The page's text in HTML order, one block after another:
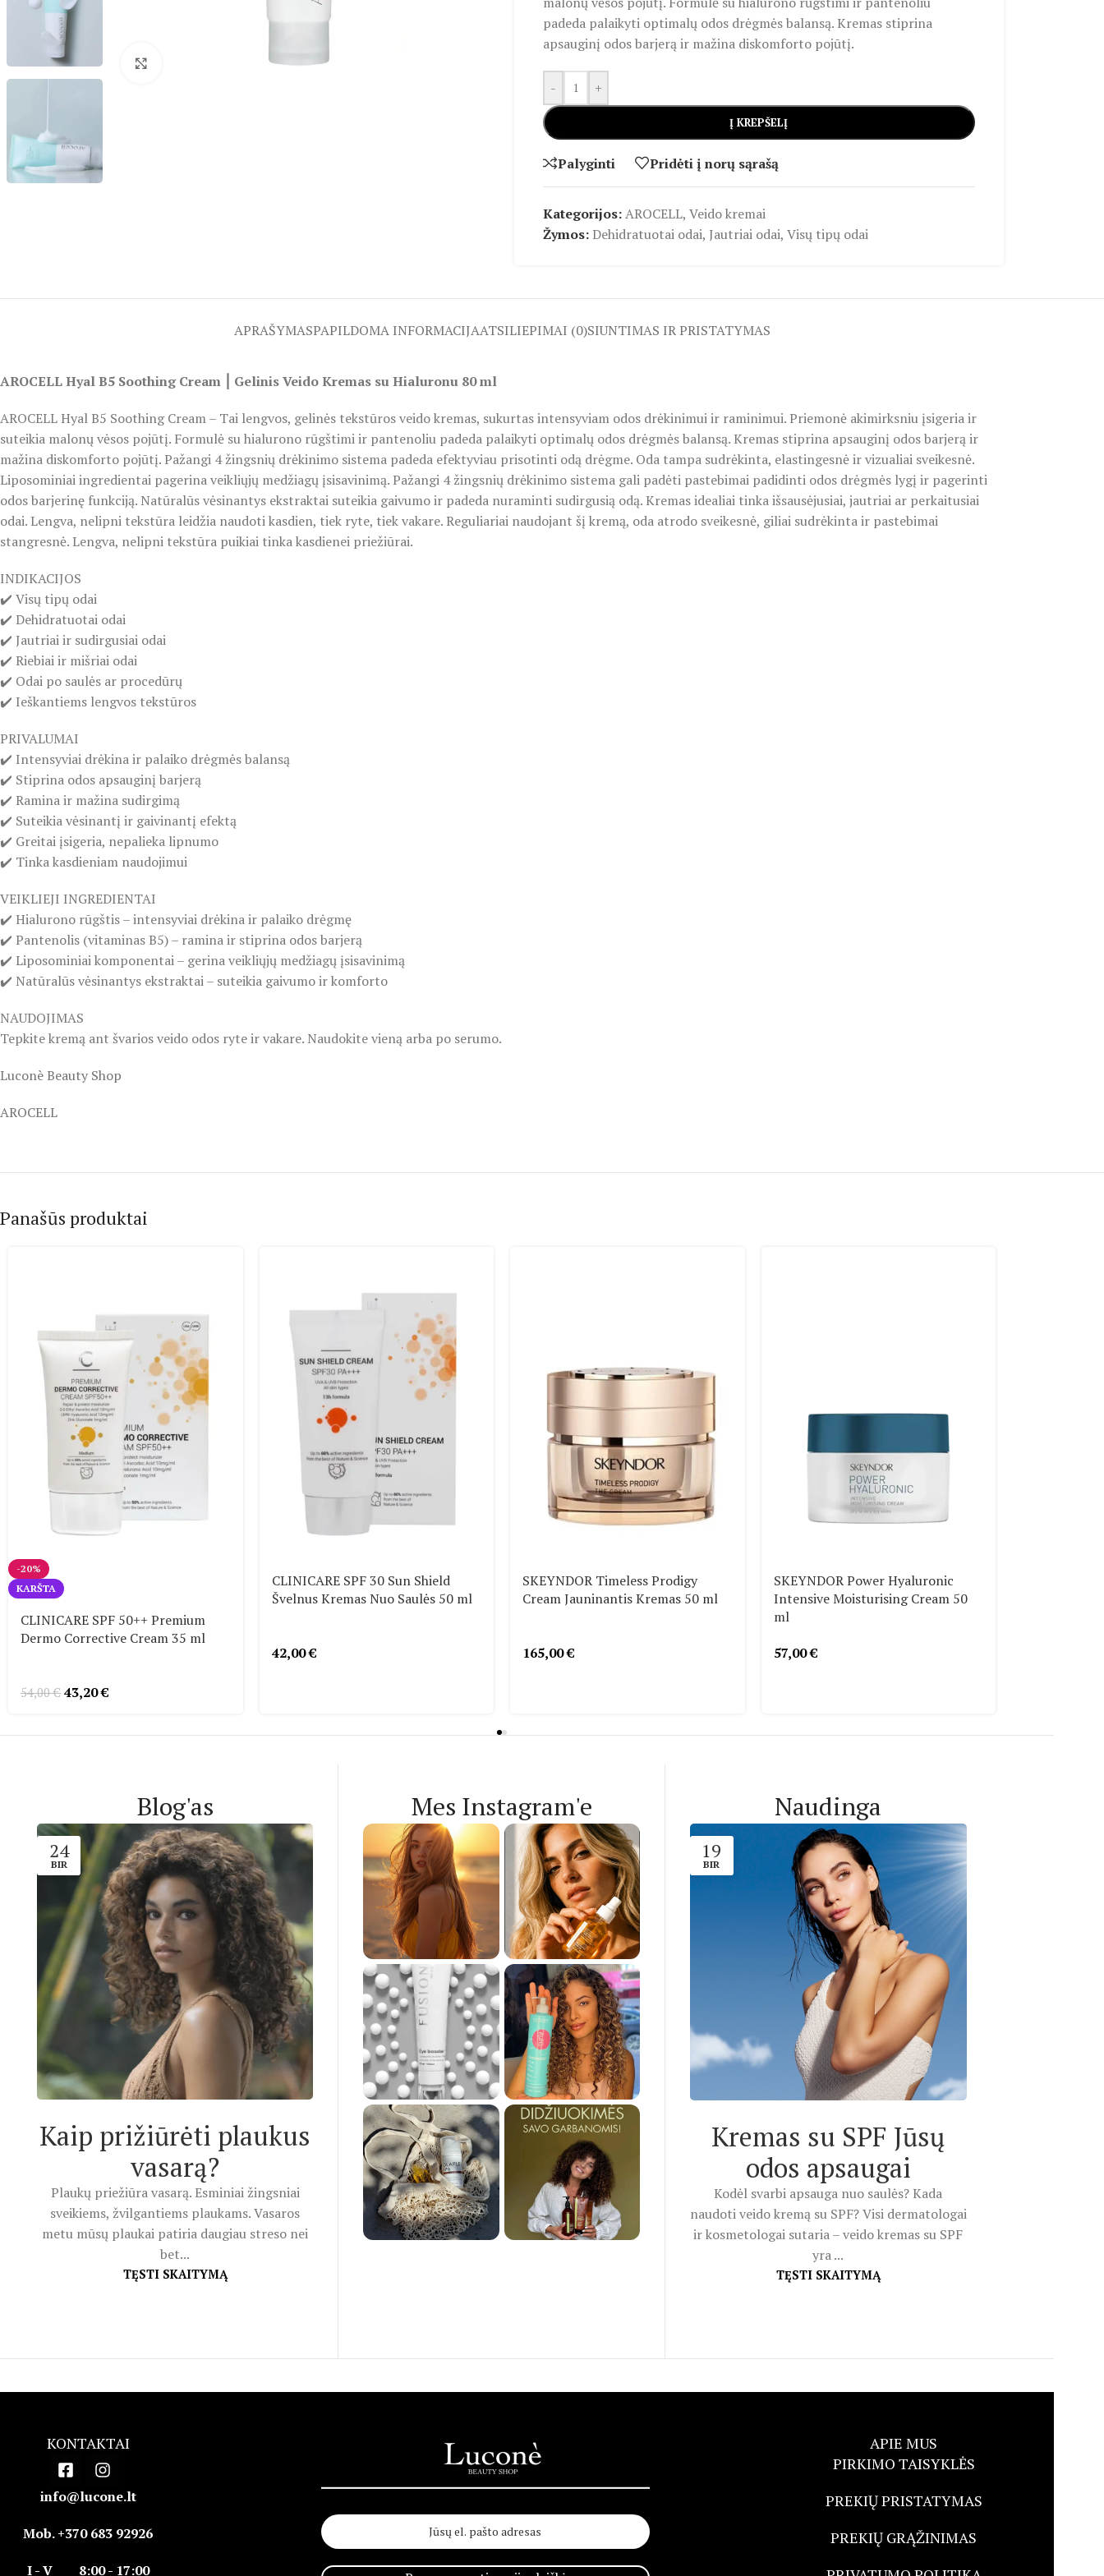
Spustelėkite, kad padidintumėte
padeda palaikyti optimalų odos drėgmės balansą. Kremas stiprina
apsauginį odos barjerą ir mažina diskomforto pojūtį.
- +
Į KREPŠELĮ
Palyginti Pridėti į norų sąrašą
Kategorijos:AROCELL, Veido kremai
Žymos:Dehidratuotai odai, Jautriai odai, Visų tipų odai
APRAŠYMASPAPILDOMA INFORMACIJAATSILIEPIMAI (0)SIUNTIMAS IR PRISTATYMAS
AROCELL Hyal B5 Soothing Cream ⎮ Gelinis Veido Kremas su Hialuronu 80 ml
AROCELL Hyal B5 Soothing Cream – Tai lengvos, gelinės tekstūros veido kremas, sukurtas intensyviam odos drėkinimui ir raminimui. Priemonė akimirksniu įsigeria ir
suteikia malonų vėsos pojūtį. Formulė su hialurono rūgštimi ir pantenoliu padeda palaikyti optimalų odos drėgmės balansą. Kremas stiprina apsauginį odos barjerą ir
mažina diskomforto pojūtį. Pažangi 4 žingsnių drėkinimo sistema padeda efektyviau prisotinti odą drėgme. Oda tampa sudrėkinta, elastingesnė ir vizualiai sveikesnė.
Liposominiai ingredientai pagerina veikliųjų medžiagų įsisavinimą. Pažangi 4 žingsnių drėkinimo sistema gali padėti pastebimai padidinti odos drėgmės lygį ir pagerinti
odos barjerinę funkciją. Natūralūs vėsinantys ekstraktai suteikia gaivumo ir padeda nuraminti sudirgusią odą. Kremas idealiai tinka išsausėjusiai, jautriai ar perkaitusiai
odai. Lengva, nelipni tekstūra leidžia naudoti kasdien, tiek ryte, tiek vakare. Reguliariai naudojant šį kremą, oda atrodo sveikesnė, giliai sudrėkinta ir pastebimai
stangresnė. Lengva, nelipni tekstūra puikiai tinka kasdienei priežiūrai.
INDIKACIJOS
✔️ Visų tipų odai
✔️ Dehidratuotai odai
✔️ Jautriai ir sudirgusiai odai
✔️ Riebiai ir mišriai odai
✔️ Odai po saulės ar procedūrų
✔️ Ieškantiems lengvos tekstūros
PRIVALUMAI
✔️ Intensyviai drėkina ir palaiko drėgmės balansą
✔️ Stiprina odos apsauginį barjerą
✔️ Ramina ir mažina sudirgimą
✔️ Suteikia vėsinantį ir gaivinantį efektą
✔️ Greitai įsigeria, nepalieka lipnumo
✔️ Tinka kasdieniam naudojimui
VEIKLIEJI INGREDIENTAI
✔️ Hialurono rūgštis – intensyviai drėkina ir palaiko drėgmę
✔️ Pantenolis (vitaminas B5) – ramina ir stiprina odos barjerą
✔️ Liposominiai komponentai – gerina veikliųjų medžiagų įsisavinimą
✔️ Natūralūs vėsinantys ekstraktai – suteikia gaivumo ir komforto
NAUDOJIMAS
Tepkite kremą ant švarios veido odos ryte ir vakare. Naudokite vieną arba po serumo.
Luconè Beauty Shop
AROCELL
Panašūs produktai
-20%
KARŠTA
CLINICARE SPF 50++ Premium
Dermo Corrective Cream 35 ml
54,00€ 43,20€
CLINICARE SPF 30 Sun Shield
Švelnus Kremas Nuo Saulės 50 ml
42,00€
SKEYNDOR Timeless Prodigy
Cream Jauninantis Kremas 50 ml
165,00€
SKEYNDOR Power Hyaluronic
Intensive Moisturising Cream 50
ml
57,00€
Blog'as
24
BIR
Kaip prižiūrėti plaukus
vasarą?
Plaukų priežiūra vasarą. Esminiai žingsniai
sveikiems, žvilgantiems plaukams. Vasaros
metu mūsų plaukai patiria daugiau streso nei
bet...
TĘSTI SKAITYMĄ
Mes Instagram'e Naudinga
19
BIR
Kremas su SPF Jūsų
odos apsaugai
Kodėl svarbi apsauga nuo saulės? Kada
naudoti veido kremą su SPF? Visi dermatologai
ir kosmetologai sutaria – veido kremas su SPF
yra ...
TĘSTI SKAITYMĄ
KONTAKTAI
info@lucone.lt
Mob. +370 683 92926
I - V 8:00 - 17:00
APIE MUS
PIRKIMO TAISYKLĖS
PREKIŲ PRISTATYMAS
PREKIŲ GRĄŽINIMAS